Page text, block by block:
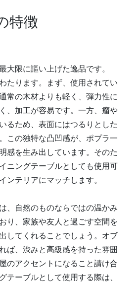
特徴
大限に謳い上げた逸品です。
たります。まず、使用されてい
常の木材よりも軽く、弾力性に
、加工が容易です。一方、瘤や
るため、表面にはつるりとした
この独特な凸凹感が、ポプラ一
感を生み出しています。そのた
ニングテーブルとしても使用可
ンテリアにマッチします。
、自然のものならではの温かみ
り、家族や友人と過ごす空間を
してくれることでしょう。オブ
ば、渋みと高級感を持った雰囲
のアクセントになること請け合
テーブルとして使用する際は、